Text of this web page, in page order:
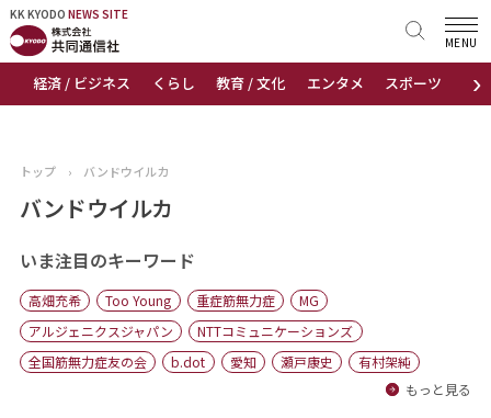
KK KYODO NEWS SITE
›
経済 / ビジネス くらし 教育 / 文化 エンタメ スポーツ 地域
MENU
KK KYODONEWS SITE
トップページ
ニュース
おすすめコンテンツ
出版物
会社概要
トップ › バンドウイルカ
バンドウイルカ
いま注目のキーワード
高畑充希 Too Young 重症筋無力症
MG
アルジェニクスジャパン
NTTコミュニケーションズ
全国筋無力症友の会
b.dot 愛知 瀬戸康史
有村架純
もっと見る